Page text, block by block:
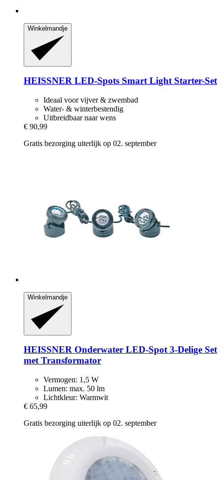
Winkelmandje
HEISSNER LED-​Spots Smart Light Starter-​Set
Ideaal voor vijver & zwembad
Water- & winterbestendig
Uitbreidbaar naar wens
€ 90,99
Gratis bezorging uiterlijk op 02. september
Winkelmandje
HEISSNER Onderwater LED-​Spot 3-​Delige Set
met Transformator
Vermogen: 1,5 W
Lumen: max. 50 lm
Lichtkleur: Warmwit
€ 65,99
Gratis bezorging uiterlijk op 02. september